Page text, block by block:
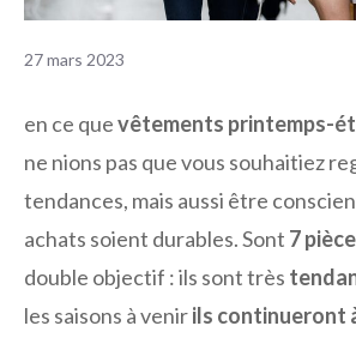
27 mars 2023
en ce quevêtements printemps-
ne nions pas que vous souhaitiez
tendances, mais aussi être
achats soient durables. Sont 7
double objectif : ils sont très
les saisons à venirils continueront